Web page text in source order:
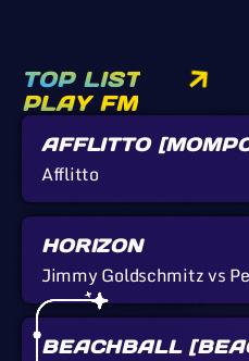
TOP LIST
PLAY FM
AFFLITTO
CALLADA]
Afflitto
HORIZON
Jimmy Goldschmitz vs
BEACHBALL